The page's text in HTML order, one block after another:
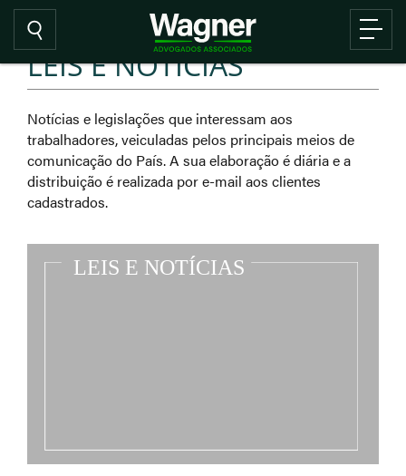
LEIS E NOTÍCIAS
Notícias e legislações que interessam aos
trabalhadores, veiculadas pelos principais meios de
comunicação do País. A sua elaboração é diária e a
distribuição é realizada por e-mail aos clientes
cadastrados.